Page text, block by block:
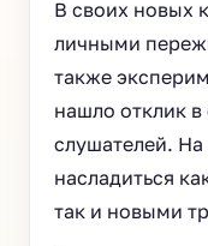
В своих новых
личными
также
нашло отклик
слушателей. На
насладиться
так и новыми